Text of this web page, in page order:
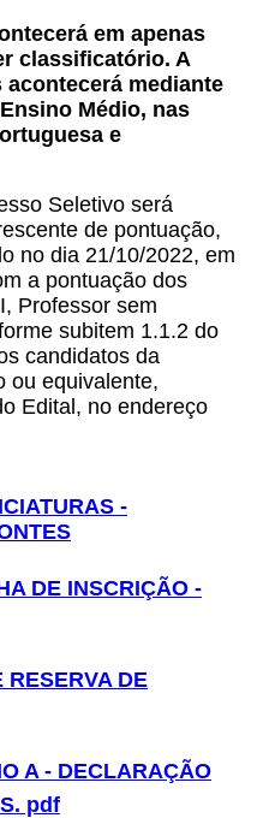
em apenas
classificatório. A
mediante
Médio, nas
e
Seletivo será
de pontuação,
no dia 21/10/2022, em
a pontuação dos
Professor sem
subitem 1.1.2 do
candidatos da
ou equivalente,
Edital, no endereço
-
DE INSCRIÇÃO -
RESERVA DE
A - DECLARAÇÃO
pdf